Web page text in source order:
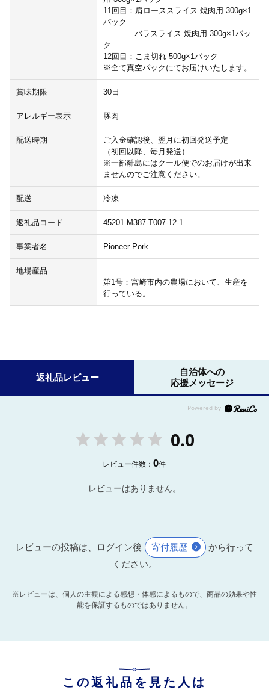
11回目：肩ローススライス 焼肉用 300g×1
パック
バラスライス 焼肉用 300g×1パッ
ク
12回目：こま切れ 500g×1パック
※全て真空パックにてお届けいたします。
賞味期限 30日
アレルギー表示 豚肉
配送時期
ご入金確認後、翌月に初回発送予定
（初回以降、毎月発送）
※一部離島にはクール便でのお届けが出来
ませんのでご注意ください。
配送 冷凍
返礼品コード 45201-M387-T007-12-1
事業者名 Pioneer Pork
地場産品
第1号：宮崎市内の農場において、生産を
行っている。
返礼品レビュー
自治体への
応援メッセージ
0.0
レビュー件数：0件
レビューはありません。
レビューの投稿は、ログイン後 寄付履歴
から行って
ください。
※レビューは、個人の主観による感想・体感によるもので、商品の効果や性
能を保証するものではありません。
この返礼品を見た人は